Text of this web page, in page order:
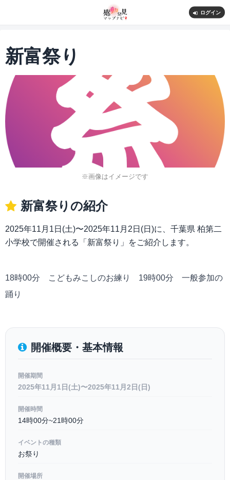
ログイン
新富祭り
※画像はイメージです
新富祭りの紹介
2025年11月1日(土)〜2025年11月2日(日)に、千葉県 柏第二
小学校で開催される「新富祭り」をご紹介します。
18時00分 こどもみこしのお練り 19時00分 一般参加の
踊り
開催概要・基本情報
開催期間
2025年11月1日(土)〜2025年11月2日(日)
開催時間
14時00分~21時00分
イベントの種類
お祭り
開催場所